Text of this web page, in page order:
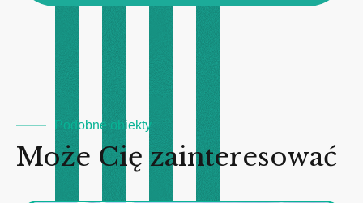
Podobne obiekty
Może Cię zainteresować